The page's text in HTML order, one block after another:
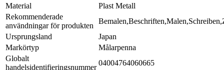
Material
Plast Metall
Rekommenderade
användningar för produkten
Ursprungsland
Japan
Markörtyp
Målarpenna
Globalt
handelsidentifieringsnummer
04004764060665